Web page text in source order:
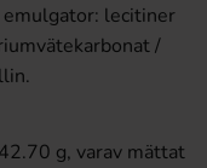
lecitiner
/
g, varav mättat